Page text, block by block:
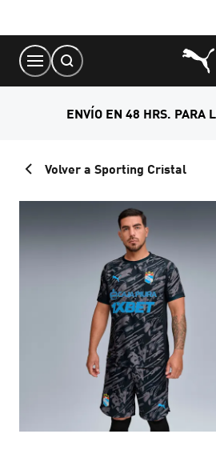
Content
ENVÍO EN 48 HRS. PARA
Volver a Sporting Cristal